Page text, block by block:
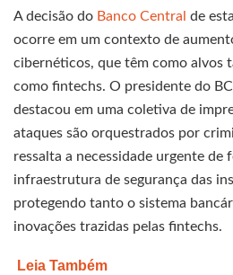
A decisão do Banco Central de
ocorre em um contexto de
cibernéticos, que têm como alvos
como fintechs. O presidente do
destacou em uma coletiva de
ataques são orquestrados por
ressalta a necessidade urgente de
infraestrutura de segurança das
protegendo tanto o sistema
inovações trazidas pelas fintechs.
Leia Também